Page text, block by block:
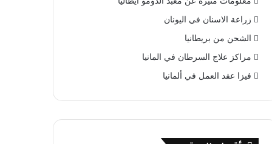
زراعة الاسنان في اليونان
الشحن من بريطانيا
مراكز علاج السرطان في المانيا
فيزا عقد العمل في ألمانيا